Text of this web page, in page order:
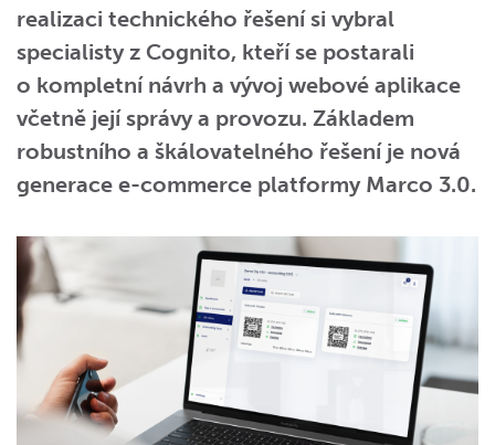
realizaci technického řešení si vybral
specialisty z Cognito, kteří se postarali
o kompletní návrh a vývoj webové aplikace
včetně její správy a provozu. Základem
robustního a škálovatelného řešení je nová
generace e-commerce platformy Marco 3.0.